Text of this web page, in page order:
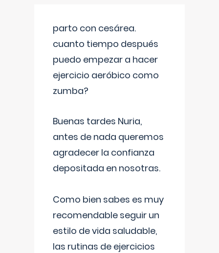
parto con cesárea.
cuanto tiempo después
puedo empezar a hacer
ejercicio aeróbico como
zumba?
Buenas tardes Nuria,
antes de nada queremos
agradecer la confianza
depositada en nosotras.
Como bien sabes es muy
recomendable seguir un
estilo de vida saludable,
las rutinas de ejercicios